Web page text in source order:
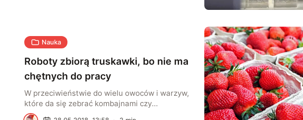
pochodzi z wyhodowanych w laboratorium
mięśni szczura, które wbudowano w robota.
Nauka
Roboty zbiorą truskawki, bo nie ma
chętnych do pracy
W przeciwieństwie do wielu owoców i warzyw,
które da się zebrać kombajnami czy
otrzęsarkami, truskawka ma znacznie większe